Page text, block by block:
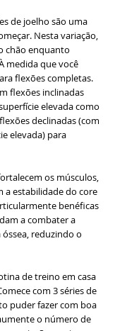
de joelho são uma
Nesta variação,
chão enquanto
medida que você
flexões completas.
flexões inclinadas
elevada como
declinadas (com
elevada) para
os músculos,
a estabilidade do core
benéficas
a combater a
reduzindo o
de treino em casa
com 3 séries de
puder fazer com boa
o número de